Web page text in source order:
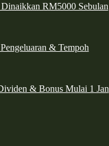
RM5000 Sebulan
& Tempoh
& Bonus Mulai 1 Jan